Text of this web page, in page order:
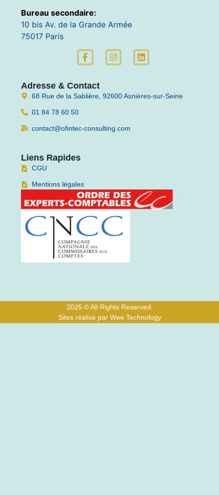
Bureau secondaire:
10 bis Av. de la Grande Armée
75017 Paris
Adresse & Contact
68 Rue de la Sablière, 92600 Asnières-sur-Seine
01 84 78 60 50
contact@ofintec-consulting.com
Liens Rapides
CGU
Mentions légales
2025 © All Rights Reserved.
Sites réalisé par Wee Technology